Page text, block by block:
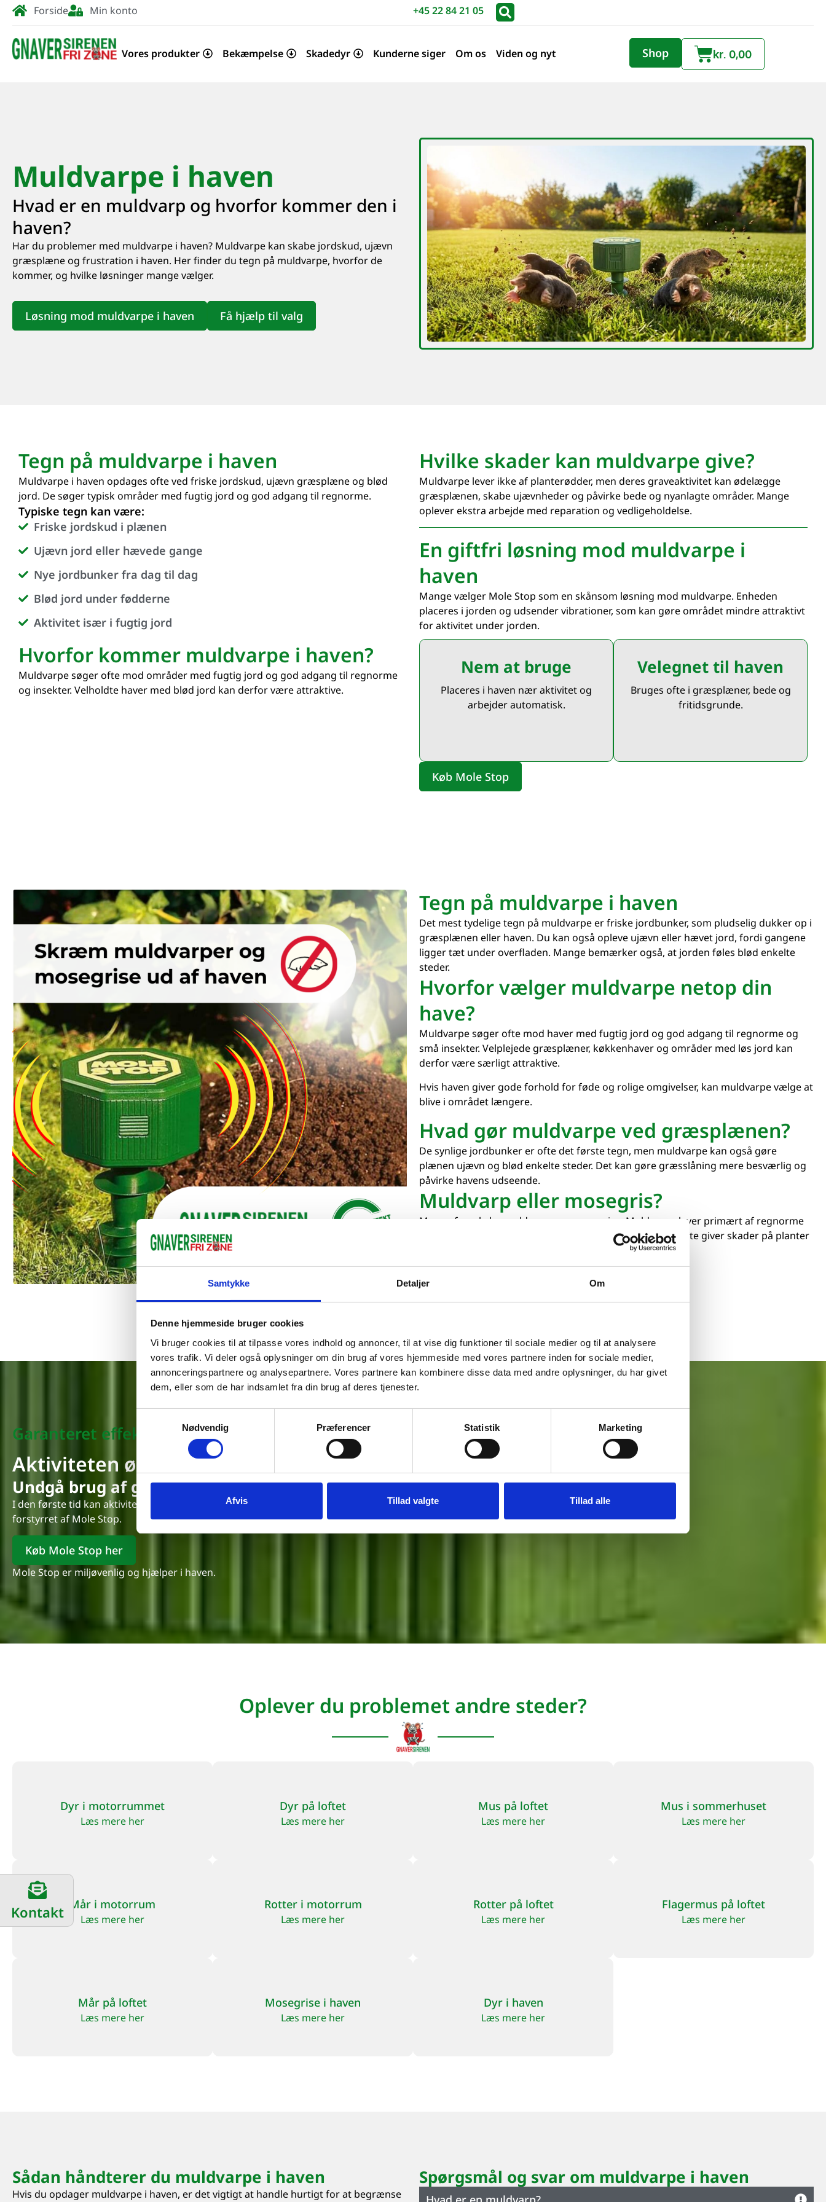
Samtykke Detaljer Om
Denne hjemmeside bruger cookies
Vi bruger cookies til at tilpasse vores indhold og annoncer, til at vise dig funktioner til sociale medier og til at analysere
vores trafik. Vi deler også oplysninger om din brug af vores hjemmeside med vores partnere inden for sociale medier,
annonceringspartnere og analysepartnere. Vores partnere kan kombinere disse data med andre oplysninger, du har givet
dem, eller som de har indsamlet fra din brug af deres tjenester.
Nødvendig
Præferencer Statistik Marketing
Afvis Tillad valgte Tillad alle
Forside Min konto +45 22 84 21 05
Vores produkter Bekæmpelse Skadedyr Kunderne siger Om os Viden og nyt Shop kr.0,00
Muldvarpe i haven
Hvad er en muldvarp og hvorfor kommer den i
haven?
Har du problemer med muldvarpe i haven? Muldvarpe kan skabe jordskud, ujævn
græsplæne og frustration i haven. Her finder du tegn på muldvarpe, hvorfor de
kommer, og hvilke løsninger mange vælger.
Løsning mod muldvarpe i haven Få hjælp til valg
Tegn på muldvarpe i haven
Muldvarpe i haven opdages ofte ved friske jordskud, ujævn græsplæne og blød
jord. De søger typisk områder med fugtig jord og god adgang til regnorme.
Typiske tegn kan være:
Friske jordskud i plænen
Ujævn jord eller hævede gange
Nye jordbunker fra dag til dag
Blød jord under fødderne
Aktivitet især i fugtig jord
Hvorfor kommer muldvarpe i haven?
Muldvarpe søger ofte mod områder med fugtig jord og god adgang til regnorme
og insekter. Velholdte haver med blød jord kan derfor være attraktive.
Hvilke skader kan muldvarpe give?
Muldvarpe lever ikke af planterødder, men deres graveaktivitet kan ødelægge
græsplænen, skabe ujævnheder og påvirke bede og nyanlagte områder. Mange
oplever ekstra arbejde med reparation og vedligeholdelse.
En giftfri løsning mod muldvarpe i
haven
Mange vælger Mole Stop som en skånsom løsning mod muldvarpe. Enheden
placeres i jorden og udsender vibrationer, som kan gøre området mindre attraktivt
for aktivitet under jorden.
Nem at bruge
Placeres i haven nær aktivitet og
arbejder automatisk.
Velegnet til haven
Bruges ofte i græsplæner, bede og
fritidsgrunde.
Køb Mole Stop
Tegn på muldvarpe i haven
Det mest tydelige tegn på muldvarpe er friske jordbunker, som pludselig dukker op i
græsplænen eller haven. Du kan også opleve ujævn eller hævet jord, fordi gangene
ligger tæt under overfladen. Mange bemærker også, at jorden føles blød enkelte
steder.
Hvorfor vælger muldvarpe netop din
have?
Muldvarpe søger ofte mod haver med fugtig jord og god adgang til regnorme og
små insekter. Velplejede græsplæner, køkkenhaver og områder med løs jord kan
derfor være særligt attraktive.
Hvis haven giver gode forhold for føde og rolige omgivelser, kan muldvarpe vælge at
blive i området længere.
Hvad gør muldvarpe ved græsplænen?
De synlige jordbunker er ofte det første tegn, men muldvarpe kan også gøre
plænen ujævn og blød enkelte steder. Det kan gøre græsslåning mere besværlig og
påvirke havens udseende.
Muldvarp eller mosegris?
Mange forveksler muldvarpe og mosegrise. Muldvarpe lever primært af regnorme
og laver jordbunker, mens mosegrise gnaver rødder og ofte giver skader på planter
Få hjælp til valg eller vejledning
Garanteret effekt
Aktiviteten øges før den forsvinder
Undgå brug af gift og lugten af døde dyr!
I den første tid kan aktiviteten øges. Denne adfærd er en bekræftelse på, at mulvarpen rent faktisk bliver
forstyrret af Mole Stop.
Køb Mole Stop her
Mole Stop er miljøvenlig og hjælper i haven.
Oplever du problemet andre steder?
Dyr i motorrummet
Læs mere her
Dyr på loftet
Læs mere her
Mus på loftet
Læs mere her
Mus i sommerhuset
Læs mere her
Mår i motorrum
Læs mere her
Rotter i motorrum
Læs mere her
Rotter på loftet
Læs mere her
Flagermus på loftet
Læs mere her
Mår på loftet
Læs mere her
Mosegrise i haven
Læs mere her
Dyr i haven
Læs mere her
Sådan håndterer du muldvarpe i haven
Hvis du opdager muldvarpe i haven, er det vigtigt at handle hurtigt for at begrænse
Spørgsmål og svar om muldvarpe i haven
Kontakt